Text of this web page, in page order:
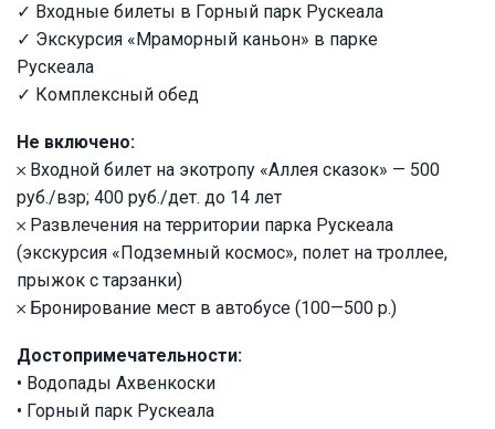
✓ Входные билеты в Горный парк Рускеала
✓ Экскурсия «Мраморный каньон» в парке
Рускеала
✓ Комплексный обед
Не включено:
𐄂 Входной билет на экотропу «Аллея сказок» — 500
руб./взр; 400 руб./дет. до 14 лет
𐄂 Развлечения на территории парка Рускеала
(экскурсия «Подземный космос», полет на троллее,
прыжок с тарзанки)
𐄂 Бронирование мест в автобусе (100—500 р.)
Достопримечательности:
• Водопады Ахвенкоски
• Горный парк Рускеала